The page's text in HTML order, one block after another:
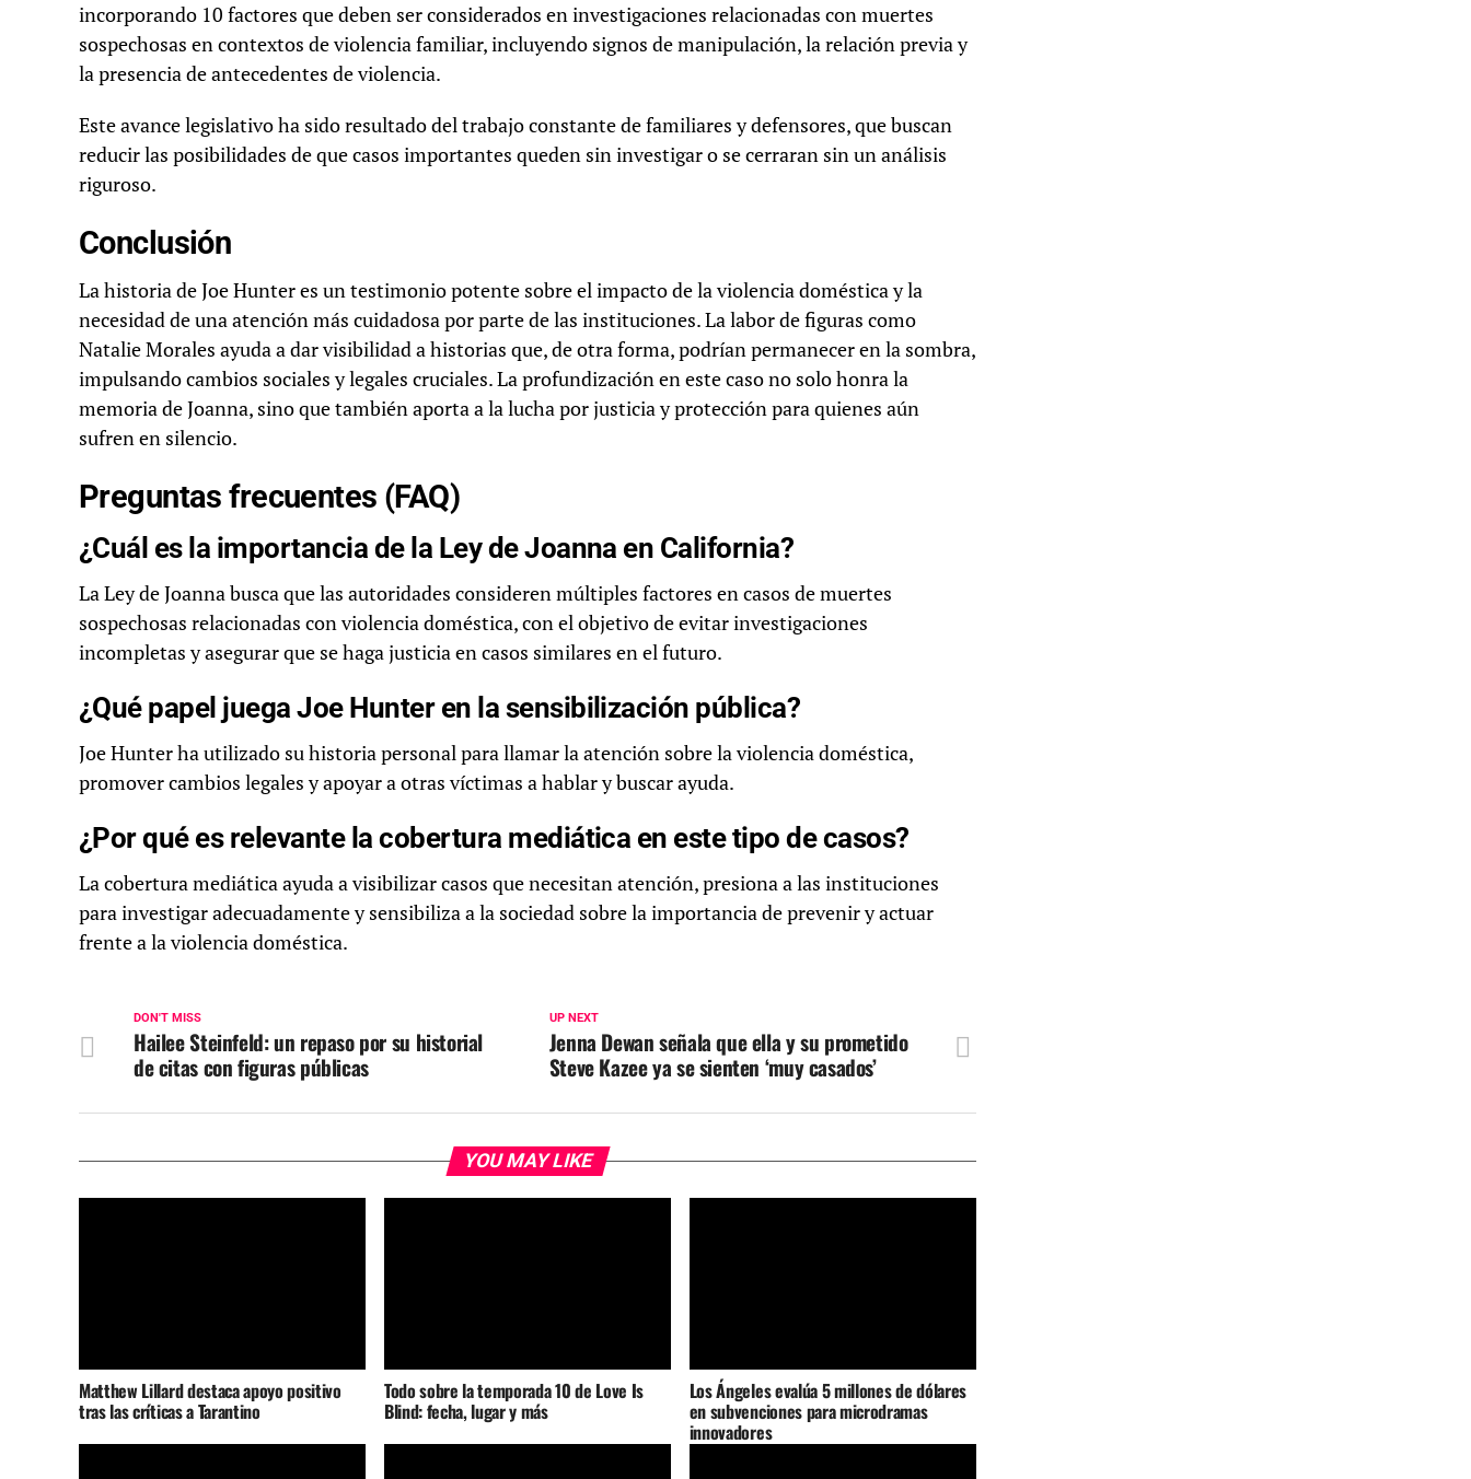
incorporando 10 factores que deben ser considerados en investigaciones relacionadas con muertes
sospechosas en contextos de violencia familiar, incluyendo signos de manipulación, la relación previa y
la presencia de antecedentes de violencia.
Este avance legislativo ha sido resultado del trabajo constante de familiares y defensores, que buscan
reducir las posibilidades de que casos importantes queden sin investigar o se cerraran sin un análisis
riguroso.
Conclusión
La historia de Joe Hunter es un testimonio potente sobre el impacto de la violencia doméstica y la
necesidad de una atención más cuidadosa por parte de las instituciones. La labor de figuras como
Natalie Morales ayuda a dar visibilidad a historias que, de otra forma, podrían permanecer en la sombra,
impulsando cambios sociales y legales cruciales. La profundización en este caso no solo honra la
memoria de Joanna, sino que también aporta a la lucha por justicia y protección para quienes aún
sufren en silencio.
Preguntas frecuentes (FAQ)
¿Cuál es la importancia de la Ley de Joanna en California?
La Ley de Joanna busca que las autoridades consideren múltiples factores en casos de muertes
sospechosas relacionadas con violencia doméstica, con el objetivo de evitar investigaciones
incompletas y asegurar que se haga justicia en casos similares en el futuro.
¿Qué papel juega Joe Hunter en la sensibilización pública?
Joe Hunter ha utilizado su historia personal para llamar la atención sobre la violencia doméstica,
promover cambios legales y apoyar a otras víctimas a hablar y buscar ayuda.
¿Por qué es relevante la cobertura mediática en este tipo de casos?
La cobertura mediática ayuda a visibilizar casos que necesitan atención, presiona a las instituciones
para investigar adecuadamente y sensibiliza a la sociedad sobre la importancia de prevenir y actuar
frente a la violencia doméstica.
UP NEXT
Jenna Dewan señala que ella y su prometido
Steve Kazee ya se sienten ‘muy casados’
DON'T MISS
Hailee Steinfeld: un repaso por su historial
de citas con figuras públicas
YOU MAY LIKE
Matthew Lillard destaca apoyo positivo
tras las críticas a Tarantino
Todo sobre la temporada 10 de Love Is
Blind: fecha, lugar y más
Los Ángeles evalúa 5 millones de dólares
en subvenciones para microdramas
innovadores